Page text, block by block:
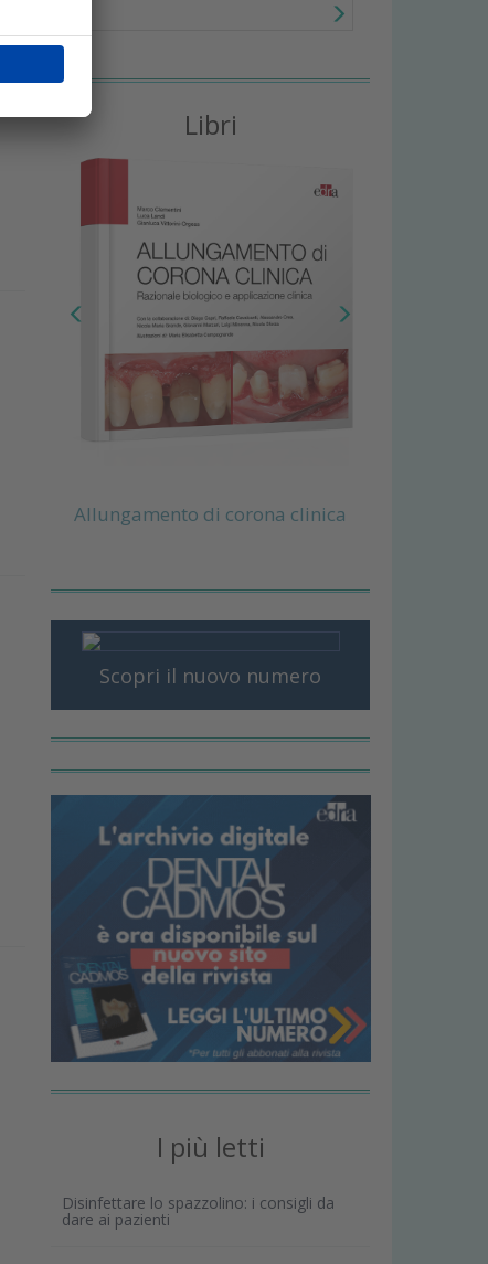
Libri
Allungamento di corona clinica
Scopri il nuovo numero
I più letti
Disinfettare lo spazzolino: i consigli da
dare ai pazienti